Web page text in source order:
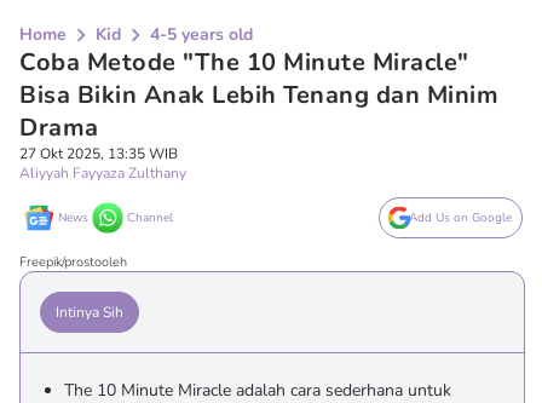
Home Kid 4-5 years old
Coba Metode "The 10 Minute Miracle"
Bisa Bikin Anak Lebih Tenang dan Minim
Drama
27 Okt 2025, 13:35 WIB
Aliyyah Fayyaza Zulthany
News Channel Add Us on Google
Freepik/prostooleh
Intinya Sih
The 10 Minute Miracle adalah cara sederhana untuk